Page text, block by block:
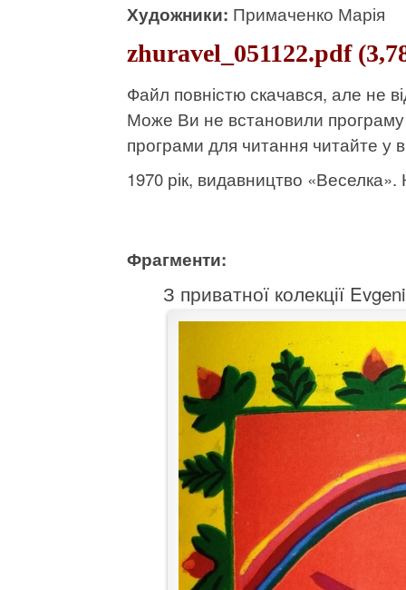
Художники: Примаченко Марія
zhuravel_051122.pdf
Файл повністю скачався, але не
Може Ви не встановили
програми для читання читайте у
1970 рік, видавництво «Веселка».
Фрагменти:
З приватної колекції